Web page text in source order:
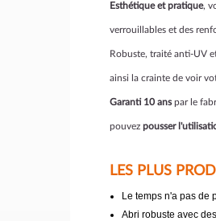
Esthétique et pratique,
verrouillables et des
Robuste, traité anti-UV
ainsi la crainte de voir
Garanti 10 anspar le
pouvez pousser
LES PLUS
Le temps n'a pas de
Abri robuste avec